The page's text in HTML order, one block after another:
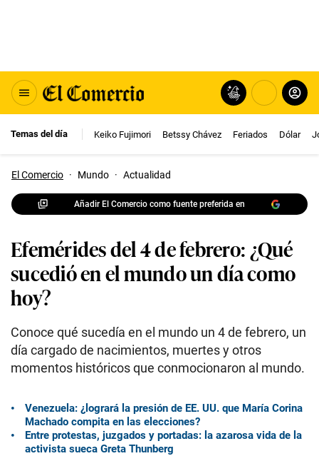
Temas del día Keiko Fujimori Betssy Chávez Feriados Dólar
El Comercio · Mundo · Actualidad
Añadir El Comercio como fuente preferida en
Efemérides del 4 de febrero: ¿Qué
sucedió en el mundo un día como
hoy?
Conoce qué sucedía en el mundo un 4 de febrero, un
día cargado de nacimientos, muertes y otros
momentos históricos que conmocionaron al mundo.
Venezuela: ¿logrará la presión de EE. UU. que María Corina
Machado compita en las elecciones?
Entre protestas, juzgados y portadas: la azarosa vida de la
activista sueca Greta Thunberg